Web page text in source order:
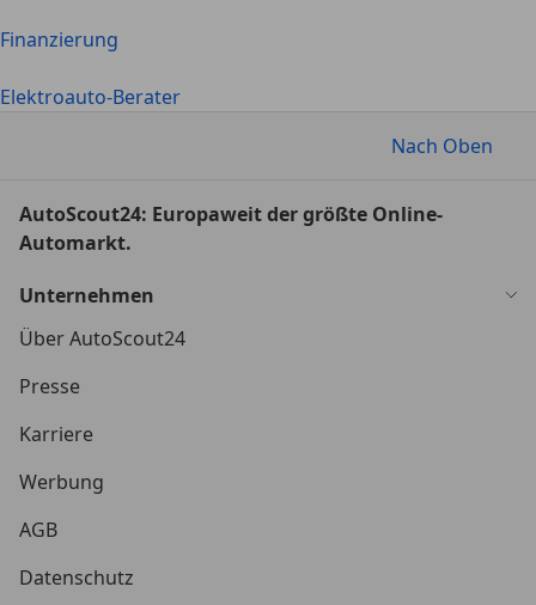
Finanzierung
Elektroauto-Berater
Nach Oben
AutoScout24: Europaweit der größte Online-
Automarkt.
Unternehmen
Über AutoScout24
Presse
Karriere
Werbung
AGB
Datenschutz